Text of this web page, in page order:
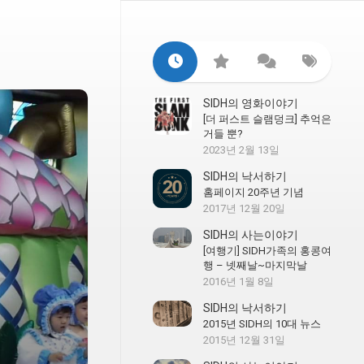
SIDH의 영화이야기
[더 퍼스트 슬램덩크] 추억은
거들 뿐?
2023년 2월 13일
SIDH의 낙서하기
홈페이지 20주년 기념
2017년 12월 20일
SIDH의 사는이야기
[여행기] SIDH가족의 홍콩여
행 – 넷째날~마지막날
2016년 1월 8일
SIDH의 낙서하기
2015년 SIDH의 10대 뉴스
2015년 12월 31일